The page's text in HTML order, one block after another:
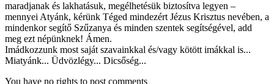
maradjanak és lakhatásuk, megélhetésük biztosítva legyen –
mennyei Atyánk, kérünk Téged mindezért Jézus Krisztus nevében, a
mindenkor segítő Szűzanya és minden szentek segítségével, add
meg ezt népünknek! Ámen.
Imádkozzunk most saját szavainkkal és/vagy kötött imákkal is...
Miatyánk... Üdvözlégy... Dicsőség...
You have no rights to post comments